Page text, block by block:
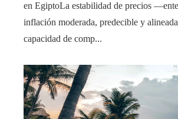
en EgiptoLa estabilidad de precios
inflación moderada, predecible y
capacidad de comp...